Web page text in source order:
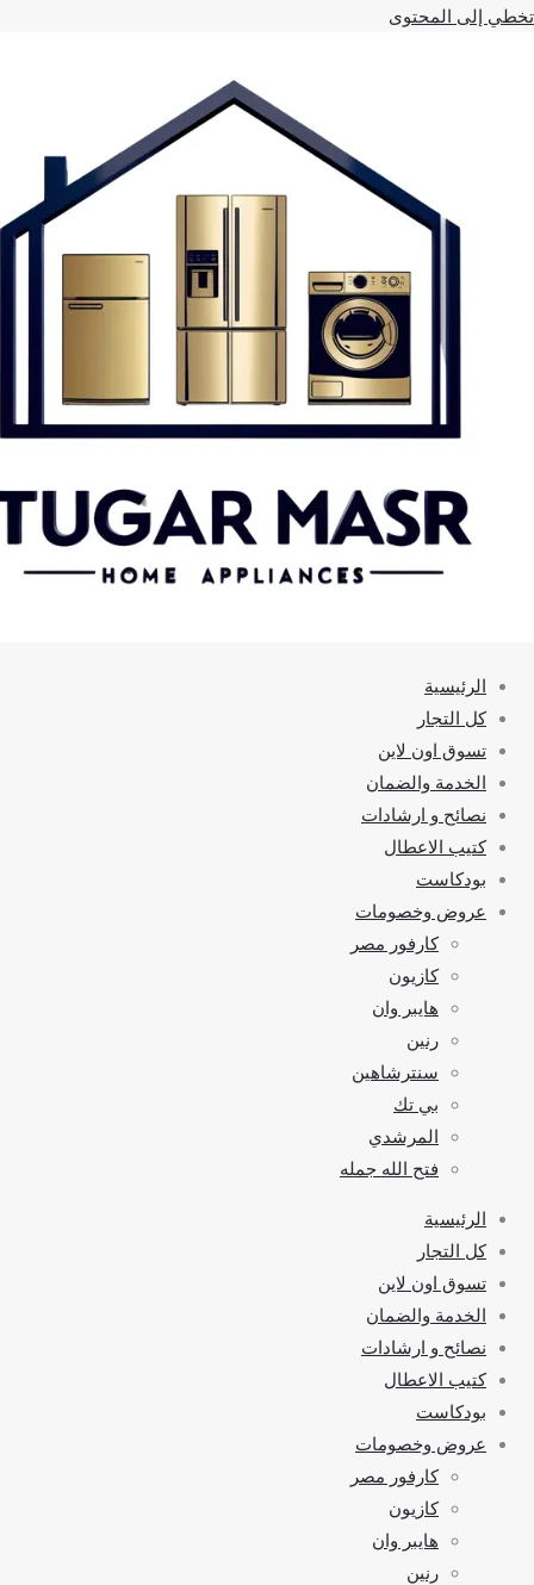
تخطي إلى المحتوى
الرئيسية
كل التجار
تسوق اون لاين
الخدمة والضمان
نصائح و ارشادات
كتيب الاعطال
بودكاست
عروض وخصومات
كارفور مصر
كازيون
هايبر وان
رنين
سنترشاهين
بي تك
المرشدي
فتح الله جمله
الرئيسية
كل التجار
تسوق اون لاين
الخدمة والضمان
نصائح و ارشادات
كتيب الاعطال
بودكاست
عروض وخصومات
كارفور مصر
كازيون
هايبر وان
رنين